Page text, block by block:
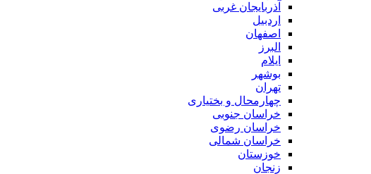
آذربایجان غربی
اردبیل
اصفهان
البرز
ایلام
بوشهر
تهران
چهارمحال و بختیاری
خراسان جنوبی
خراسان رضوی
خراسان شمالی
خوزستان
زنجان